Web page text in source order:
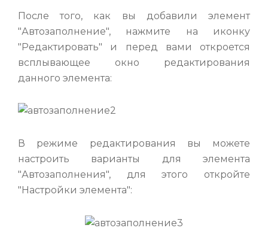
После того, как вы добавили элемент
"Автозаполнение", нажмите на иконку
"Редактировать" и перед вами откроется
всплывающее окно редактирования
данного элемента:
В режиме редактирования вы можете
настроить варианты для элемента
"Автозаполнения", для этого откройте
"Настройки элемента":